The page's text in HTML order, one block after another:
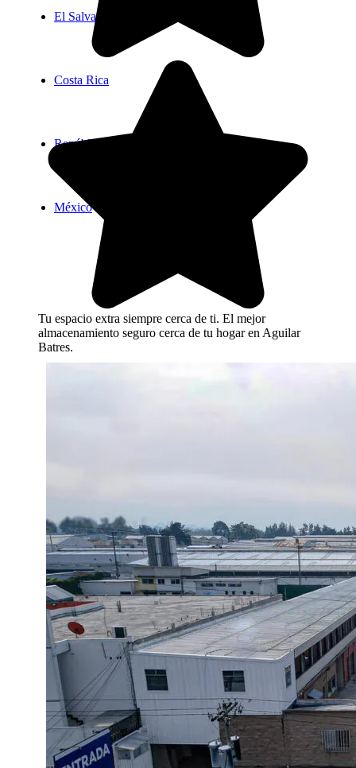
El Salvador
Costa Rica
República Dominicana
México
Tu espacio extra siempre cerca de ti. El mejor
almacenamiento seguro cerca de tu hogar en Aguilar
Batres.